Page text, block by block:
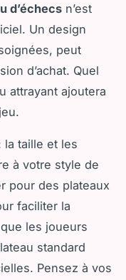
d’échecs n’est
Un design
peut
d’achat. Quel
attrayant ajoutera
taille et les
à votre style de
pour des plateaux
faciliter la
les joueurs
standard
Pensez à vos